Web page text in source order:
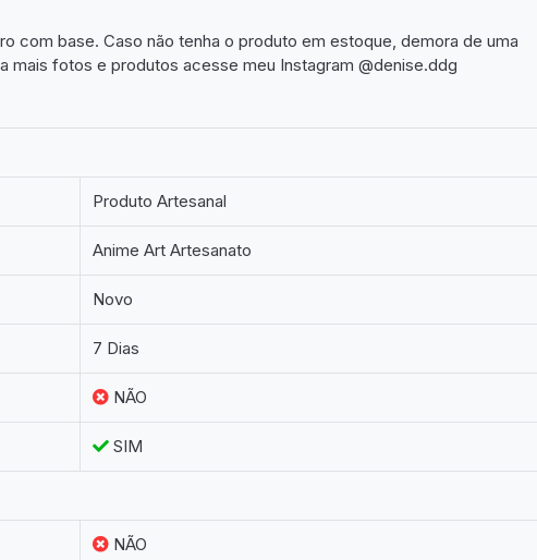
com base. Caso não tenha o produto em estoque, demora de uma
mais fotos e produtos acesse meu Instagram @denise.ddg
Produto Artesanal
Anime Art Artesanato
Novo
7 Dias
NÃO
SIM
NÃO